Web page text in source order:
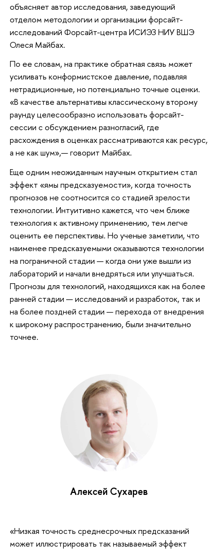
объясняет автор исследования, заведующий
отделом методологии и организации форсайт-
исследований Форсайт-центра ИСИЭЗ НИУ ВШЭ
Олеся Майбах.
По ее словам, на практике обратная связь может
усиливать конформистское давление, подавляя
нетрадиционные, но потенциально точные оценки.
«В качестве альтернативы классическому второму
раунду целесообразно использовать форсайт-
сессии с обсуждением разногласий, где
расхождения в оценках рассматриваются как ресурс,
а не как шум»,— говорит Майбах.
Еще одним неожиданным научным открытием стал
эффект «ямы предсказуемости», когда точность
прогнозов не соотносится со стадией зрелости
технологии. Интуитивно кажется, что чем ближе
технология к активному применению, тем легче
оценить ее перспективы. Но ученые заметили, что
наименее предсказуемыми оказываются технологии
на пограничной стадии — когда они уже вышли из
лабораторий и начали внедряться или улучшаться.
Прогнозы для технологий, находящихся как на более
ранней стадии — исследований и разработок, так и
на более поздней стадии — перехода от внедрения
к широкому распространению, были значительно
точнее.
Алексей Сухарев
«Низкая точность среднесрочных предсказаний
может иллюстрировать так называемый эффект